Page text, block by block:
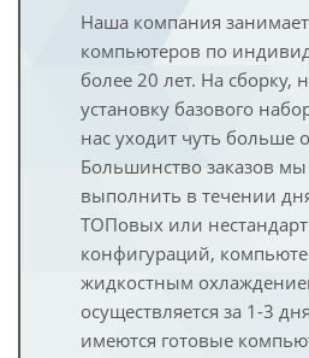
Наша компания
компьютеров по
более 20 лет. На сборку,
установку базового
нас уходит чуть больше
Большинство заказов
выполнить в течении
ТОПовых или
конфигураций,
жидкостным
осуществляется за 1-3
имеются готовые